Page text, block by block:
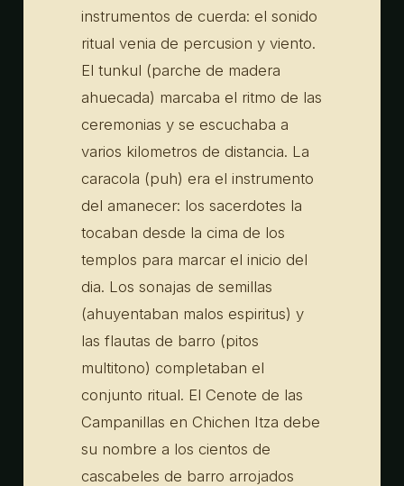
instrumentos de cuerda: el sonido
ritual venia de percusion y viento.
El tunkul (parche de madera
ahuecada) marcaba el ritmo de las
ceremonias y se escuchaba a
varios kilometros de distancia. La
caracola (puh) era el instrumento
del amanecer: los sacerdotes la
tocaban desde la cima de los
templos para marcar el inicio del
dia. Los sonajas de semillas
(ahuyentaban malos espiritus) y
las flautas de barro (pitos
multitono) completaban el
conjunto ritual. El Cenote de las
Campanillas en Chichen Itza debe
su nombre a los cientos de
cascabeles de barro arrojados